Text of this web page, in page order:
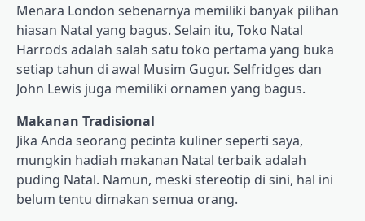
Menara London sebenarnya memiliki banyak pilihan
hiasan Natal yang bagus. Selain itu, Toko Natal
Harrods adalah salah satu toko pertama yang buka
setiap tahun di awal Musim Gugur. Selfridges dan
John Lewis juga memiliki ornamen yang bagus.
Makanan Tradisional
Jika Anda seorang pecinta kuliner seperti saya,
mungkin hadiah makanan Natal terbaik adalah
puding Natal. Namun, meski stereotip di sini, hal ini
belum tentu dimakan semua orang.